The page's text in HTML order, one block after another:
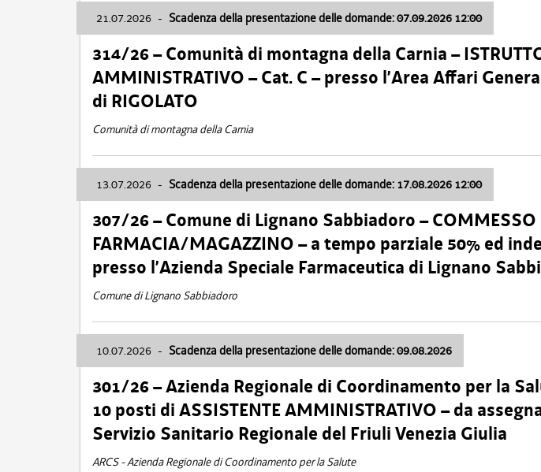
21.07.2026 - Scadenza della presentazione delle domande: 07.09.2026 12:00
314/26 – Comunità di montagna della Carnia –
AMMINISTRATIVO – Cat. C – presso l’Area Affari
di RIGOLATO
Comunità di montagna della Carnia
13.07.2026 - Scadenza della presentazione delle domande: 17.08.2026 12:00
307/26 – Comune di Lignano Sabbiadoro – COMMESSO
FARMACIA/MAGAZZINO – a tempo parziale 50% ed
presso l’Azienda Speciale Farmaceutica di Lignano
Comune di Lignano Sabbiadoro
10.07.2026 - Scadenza della presentazione delle domande: 09.08.2026
301/26 – Azienda Regionale di Coordinamento per la
10 posti di ASSISTENTE AMMINISTRATIVO – da
Servizio Sanitario Regionale del Friuli Venezia Giulia
ARCS - Azienda Regionale di Coordinamento per la Salute